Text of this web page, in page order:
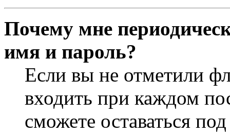
Почему мне
имя и пароль?
Если вы не отметили
входить при каждом
сможете оставаться